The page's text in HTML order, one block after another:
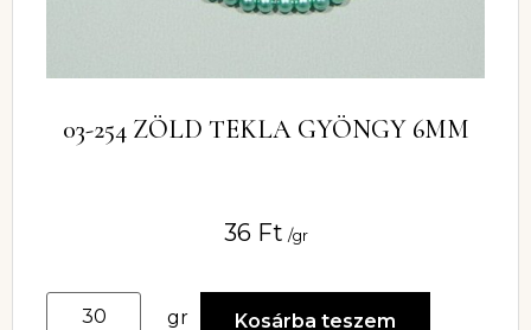
03-254 ZÖLD TEKLA GYÖNGY 6MM
36 Ft /gr
gr Kosárba teszem